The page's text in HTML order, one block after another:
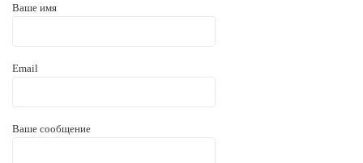
Ваше имя
Email
Ваше сообщение